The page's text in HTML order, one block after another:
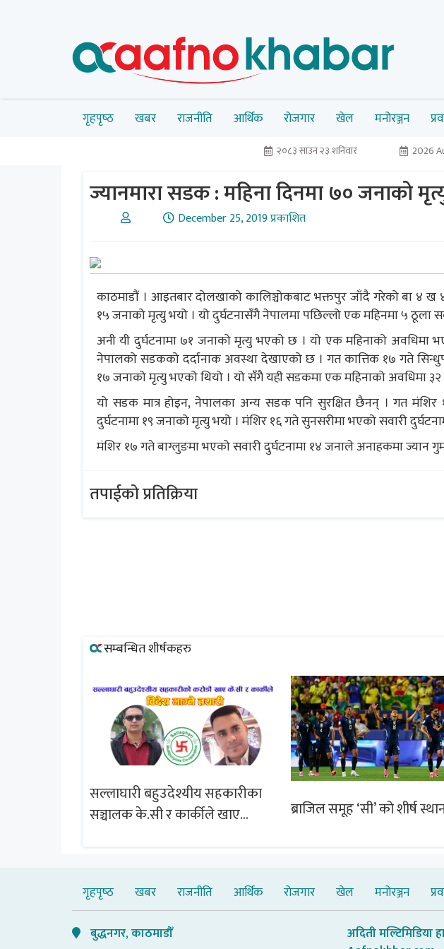
गृहपृष्‍ठ खबर राजनीति आर्थिक रोजगार खेल मनोरञ्जन
२०८३ साउन २३ शनिवार 2026
ज्यानमारा सडक : महिना दिनमा ७० जनाको
December 25, 2019 प्रकाशित
काठमाडौं । आइतबार दोलखाको कालिञ्चोकबाट भक्तपुर जाँदै गरेको बा ४ ख
१५ जनाको मृत्यु भयो । यो दुर्घटनासँगै नेपालमा पछिल्लो एक महिनमा ५ ठूला
अनी यी दुर्घटनामा ७१ जनाको मृत्यु भएको छ । यो एक महिनाको अवधिमा
नेपालको सडकको दर्दानाक अवस्था देखाएको छ । गत कात्तिक १७ गते
१७ जनाको मृत्यु भएको थियो । यो सँगै यही सडकमा एक महिनाको अवधिमा
यो सडक मात्र होइन, नेपालका अन्य सडक पनि सुरक्षित छैनन् । गत मंशिर
दुर्घटनामा १९ जनाको मृत्यु भयो । मंशिर १६ गते सुनसरीमा भएको सवारी
मंशिर १७ गते बाग्लुङमा भएको सवारी दुर्घटनामा १४ जनाले अनाहकमा ज्यान
तपाईको प्रतिक्रिया
सम्बन्धित शीर्षकहरु
सल्लाघारी बहुउदेश्यीय सहकारीका
सञ्चालक के.सी र कार्कीले खाए
ब्राजिल समूह ‘सी’ को शीर्ष
गृहपृष्‍ठ खबर राजनीति आर्थिक रोजगार खेल मनोरञ्जन
बुद्धनगर, काठमाडौँ
अदिती मल्टिमिडिया